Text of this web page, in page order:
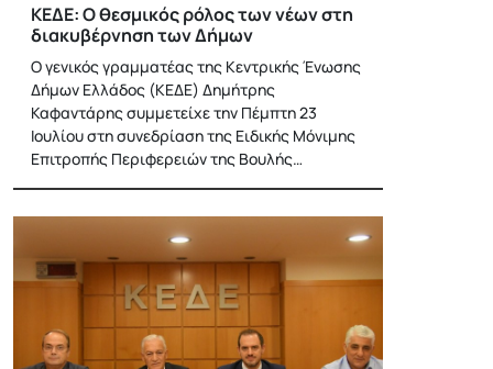
KΕΔΕ: Ο θεσμικός ρόλος των νέων στη
διακυβέρνηση των Δήμων
Ο γενικός γραμματέας της Κεντρικής Ένωσης
Δήμων Ελλάδος (ΚΕΔΕ) Δημήτρης
Καφαντάρης συμμετείχε την Πέμπτη 23
Ιουλίου στη συνεδρίαση της Ειδικής Μόνιμης
Επιτροπής Περιφερειών της Βουλής…